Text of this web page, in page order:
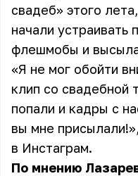
свадеб» этого
начали устраивать
флешмобы и
«Я не мог обойти
клип со свадебной
попали и кадры с
вы мне
в Инстаграм.
По мнению